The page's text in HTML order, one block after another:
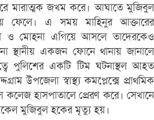
মারাত্মক জখম করে। আঘাতে মুজিবুল
ফেলে। এ সময় মাহিনুর আক্তারের
ও মোহনা এগিয়ে আসলে তাদেরকেও
স্থানীয় একজন ফোনে থানায় জানালে
পুলিশের একটি টিম ঘটনাস্থল আহত
উপজেলা স্বাস্থ্য কমপ্লেক্সে প্রাথমিক
কলেজ হাসপাতালে প্রেরণ করে। সেখানে
মুজিবুল হকের মৃত্যু হয়।